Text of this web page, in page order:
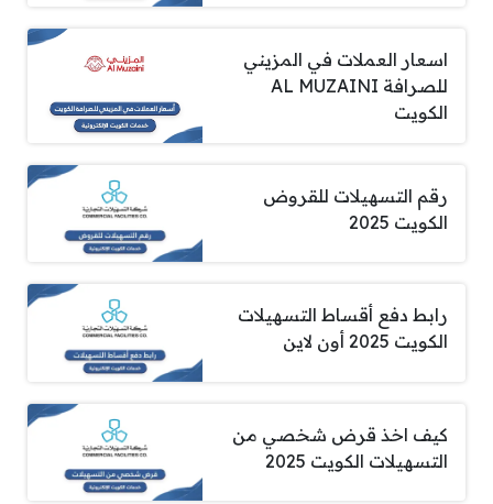
اسعار العملات في المزيني
للصرافة AL MUZAINI
الكويت
رقم التسهيلات للقروض
الكويت 2025
رابط دفع أقساط التسهيلات
الكويت 2025 أون لاين
كيف اخذ قرض شخصي من
التسهيلات الكويت 2025